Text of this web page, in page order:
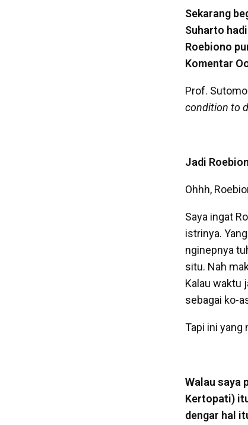
Sekarang
Suharto
Roebiono
Komentar
Prof.
condition to
Jadi
Ohhh,
Saya ingat
istrinya.
nginepnya
situ. Nah
Kalau waktu
sebagai ko-
Tapi ini yang
Walau saya
Kertopati)
dengar hal